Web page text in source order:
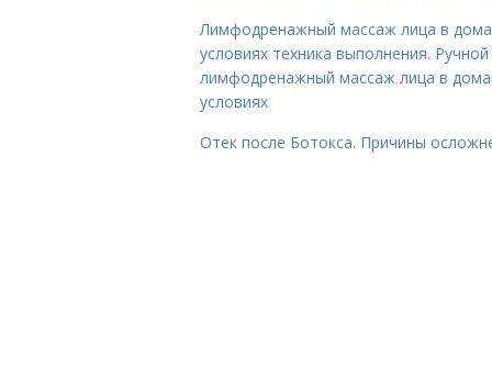
Лимфодренажный массаж лица в
условиях техника выполнения. Ручной
лимфодренажный массаж лица в
условиях
Отек после Ботокса. Причины